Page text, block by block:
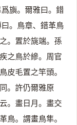
旟。爾雅曰。錯
。鳥章、錯革鳥
。置於旐端。孫
之鳥於縿。周官
皮毛置之竿頭。
。許仍爾雅原
。畫日月。畫交
鳥。謂畫鳥隼。